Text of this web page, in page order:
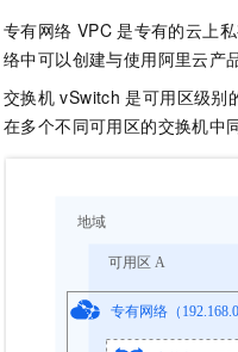
专有网络 VPC 是专有的云上
络中可以创建与使用阿里云产
交换机 vSwitch 是可用区级别
在多个不同可用区的交换机中
Qwen3.8-Max HOT
Qwen3.7-Plus
模型服务
云电脑
时随地安全接入的云上超级电脑
析DNS
覆盖公网/内网、递归/权
Agent，打造自进化智能体
主进化，持久记忆，越用越聪明
速拥有专属 OpenClaw
让AI从“聊天伙伴”进化为能干活的“数字员工”
工开物
校专属算力普惠，学生认证享300元代
费试用
+ 大模型 tokens 和 30+ 款产品免费体
云产品 免费试用
品新客免费试用，最长12个月
云
物联网平台阿里云版
OA
空中课堂在线直播课堂（旗舰版）
影生态合作计划
On Alibaba Cloud
Partner 合作计划
大模型销售与服务生态合作计划
线服务
服务
专区
析师报告
究报告与白皮书